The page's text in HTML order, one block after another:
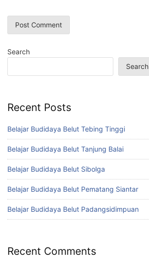
Search
Search
Recent Posts
Belajar Budidaya Belut Tebing Tinggi
Belajar Budidaya Belut Tanjung Balai
Belajar Budidaya Belut Sibolga
Belajar Budidaya Belut Pematang Siantar
Belajar Budidaya Belut Padangsidimpuan
Recent Comments